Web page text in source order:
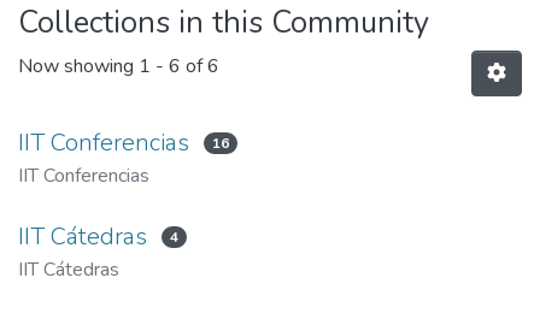
Collections in this Community
Now showing 1 - 6 of 6
IIT Conferencias 16
IIT Conferencias
IIT Cátedras 4
IIT Cátedras